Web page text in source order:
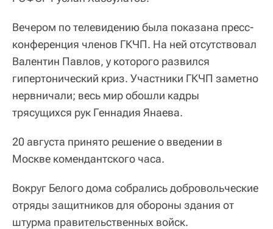
Вечером по телевидению была показана пресс-
конференция членов ГКЧП. На ней отсутствовал
Валентин Павлов, у которого развился
гипертонический криз. Участники ГКЧП заметно
нервничали; весь мир обошли кадры
трясущихся рук Геннадия Янаева.
20 августа принято решение о введении в
Москве комендантского часа.
Вокруг Белого дома собрались добровольческие
отряды защитников для обороны здания от
штурма правительственных войск.